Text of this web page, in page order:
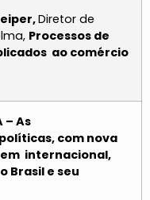
Diretor de
Processos de
ao comércio
– As
com nova
internacional,
Brasil e seu